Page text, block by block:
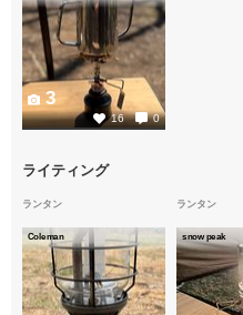
16 0
3
ライティング
ランタン
Coleman
ランタン
snow peak